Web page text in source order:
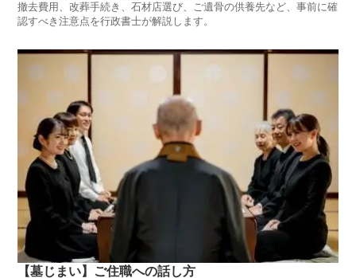
撤去費用、改葬手続き、石材店選び、ご遺骨の供養先など、事前に確
認すべき注意点を行政書士が解説します。
【墓じまい】ご住職への話し方